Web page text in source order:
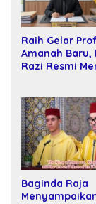
Raih Gelar
Amanah Baru,
Razi Resmi
Baginda Raja